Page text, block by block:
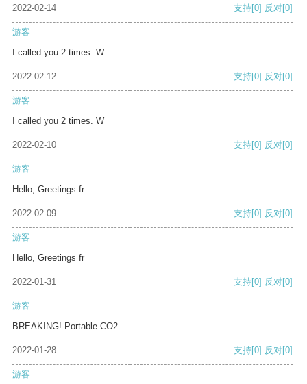
2022-02-14 支持[0] 反对[0]
游客
I called you 2 times. W
2022-02-12 支持[0] 反对[0]
游客
I called you 2 times. W
2022-02-10 支持[0] 反对[0]
游客
Hello, Greetings fr
2022-02-09 支持[0] 反对[0]
游客
Hello, Greetings fr
2022-01-31 支持[0] 反对[0]
游客
BREAKING! Portable CO2
2022-01-28 支持[0] 反对[0]
游客